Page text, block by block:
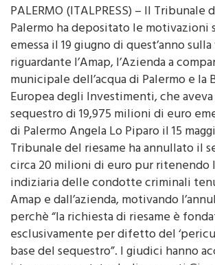
PALERMO (ITALPRESS) – Il Tribunale
Palermo ha depositato le motivazioni
emessa il 19 giugno di quest’anno
riguardante l’Amap, l’Azienda a
municipale dell’acqua di Palermo e la
Europea degli Investimenti, che
sequestro di 19,975 milioni di euro
di Palermo Angela Lo Piparo il 15
Tribunale del riesame ha annullato il
circa 20 milioni di euro pur ritenendo
indiziaria delle condotte criminali
Amap e dall’azienda, motivando
perchè “la richiesta di riesame è
esclusivamente per difetto del
base del sequestro”. I giudici hanno